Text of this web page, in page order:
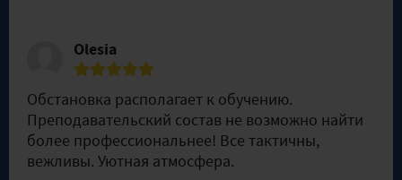
Olesia
Обстановка располагает к обучению.
Преподавательский состав не возможно найти
более профессиональнее! Все тактичны,
вежливы. Уютная атмосфера.